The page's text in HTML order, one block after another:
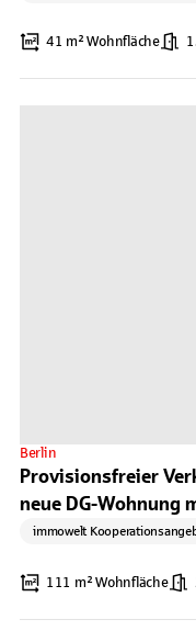
41 m² Wohnfläche
Berlin
Provisionsfreier
neue DG-Wohnung
Aufzug in
immowelt
111 m² Wohnfläche